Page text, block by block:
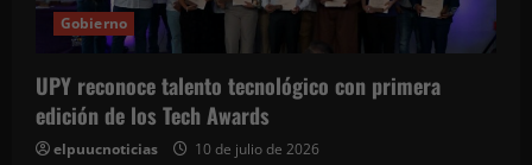
Gobierno
UPY reconoce talento tecnológico con primera
edición de los Tech Awards
elpuucnoticias 10 de julio de 2026